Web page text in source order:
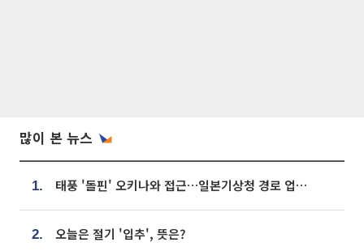
많이 본 뉴스
1. 태풍 '돌핀' 오키나와 접근…일본기상청 경로 업데이트
2. 오늘은 절기 '입추', 뜻은?